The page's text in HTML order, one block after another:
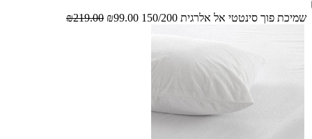
שמיכת פוך סינטטי אל אלרגית 150/200 ₪99.00
₪219.00